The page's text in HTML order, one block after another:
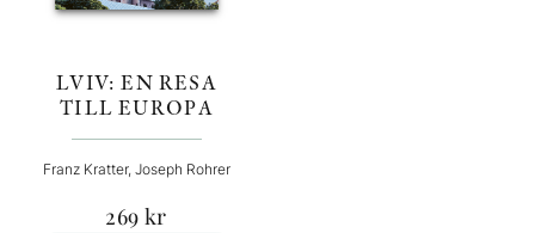
LVIV: EN RESA
TILL EUROPA
Franz Kratter, Joseph Rohrer
269 kr